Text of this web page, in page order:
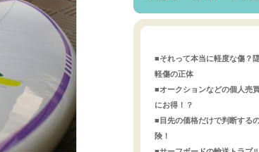
■それって本当に軽度な傷？
軽傷の正体
■オークションなどの個人売
にお得！？
■目先の価格だけで判断する
険！